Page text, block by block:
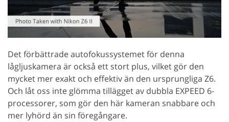
Det förbättrade autofokussystemet för denna
lågljuskamera är också ett stort plus, vilket gör den
mycket mer exakt och effektiv än den ursprungliga Z6.
Och låt oss inte glömma tillägget av dubbla EXPEED 6-
processorer, som gör den här kameran snabbare och
mer lyhörd än sin föregångare.